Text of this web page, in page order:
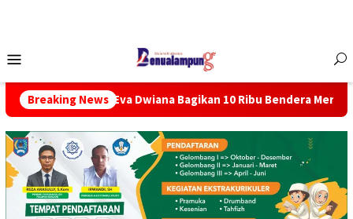
Mobile
Breaking News
Dwiana Bagikan 10 Ribu Bendera Merah Putih ke Warga